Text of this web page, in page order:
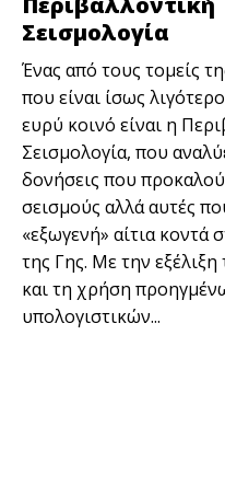
Σεισμολογία
Ένας από τους τομείς
που είναι ίσως
ευρύ κοινό είναι η
Σεισμολογία, που
δονήσεις που
σεισμούς αλλά αυτές
«εξωγενή» αίτια κοντά
της Γης. Με την εξέλιξη
και τη χρήση
υπολογιστικών...